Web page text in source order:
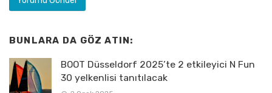
BUNLARA DA GÖZ ATIN:
BOOT Düsseldorf 2025’te 2 etkileyici N Fun
30 yelkenlisi tanıtılacak